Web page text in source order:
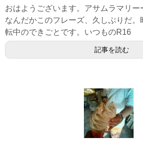
おはようございます。アサムラマリー
なんだかこのフレーズ、久しぶりだ。
転中のできごとです。いつものR16
記事を読む